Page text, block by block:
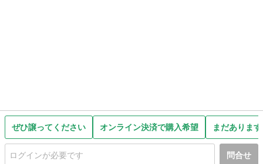
ぜひ譲ってください オンライン決済で購入希望 まだありま
問合せ